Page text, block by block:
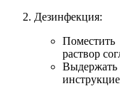
Дезинфекция:
раствор